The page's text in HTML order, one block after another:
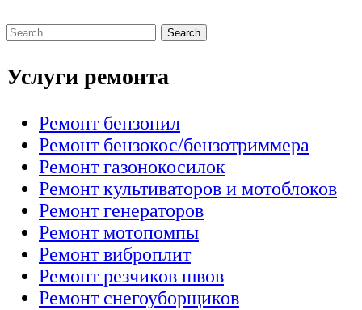
Услуги ремонта
Ремонт бензопил
Ремонт бензокос/бензотриммера
Ремонт газонокосилок
Ремонт культиваторов и мотоблоков
Ремонт генераторов
Ремонт мотопомпы
Ремонт виброплит
Ремонт резчиков швов
Ремонт снегоуборщиков